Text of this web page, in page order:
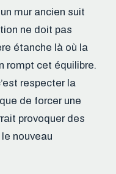
mur ancien suit
ne doit pas
étanche là où la
rompt cet équilibre.
respecter la
de forcer une
provoquer des
nouveau